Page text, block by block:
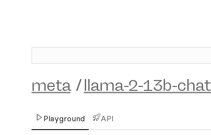
meta /llama-2-13b-chat
Playground API